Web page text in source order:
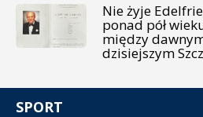
Nie żyje
ponad pół
między
dzisiejszym
SPORT